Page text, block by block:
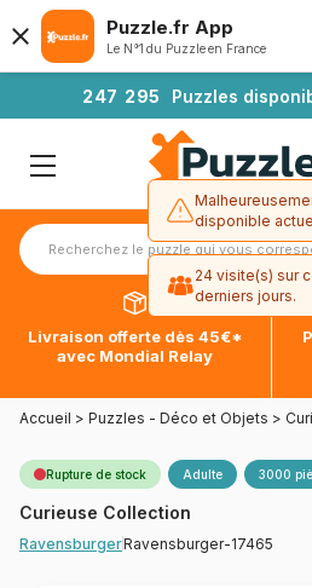
247 295 Puzzles
Livraison offerte dès 45€*
avec Mondial Relay
Accueil > Puzzles - Déco et Objets >
Rupture de stock Adulte 3000
Curieuse Collection
RavensburgerRavensburger-17465
Puzzle.fr App
Le N°1 du Puzzle en France
disponible
24 visite(s) sur
derniers jours.